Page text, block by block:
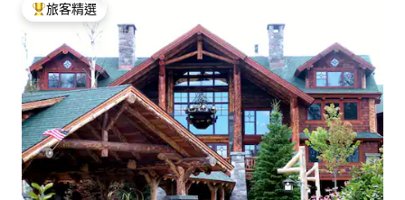
旅客精選榜首
旅客精選